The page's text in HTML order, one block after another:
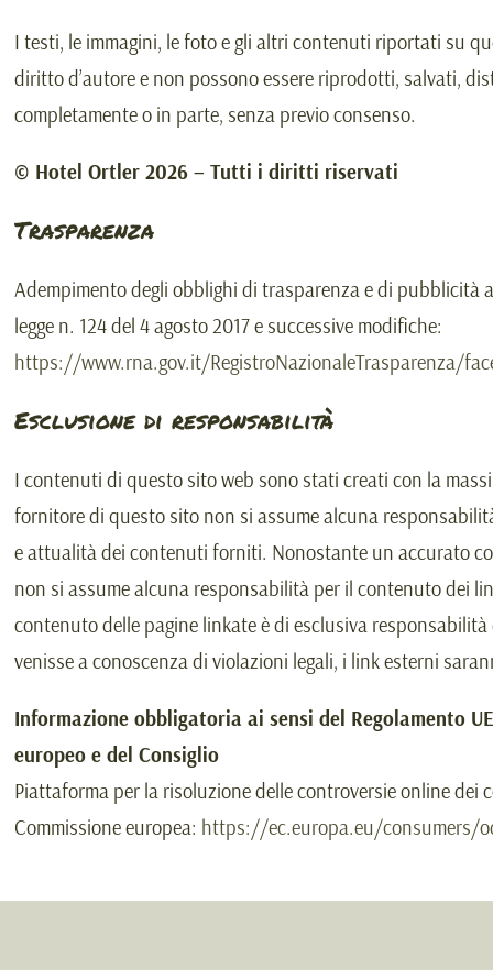
I testi, le immagini, le foto e gli altri contenuti riportati su
diritto d’autore e non possono essere riprodotti, salvati,
completamente o in parte, senza previo consenso.
© Hotel Ortler 2026 – Tutti i diritti riservati
Trasparenza
Adempimento degli obblighi di trasparenza e di pubblicità
legge n. 124 del 4 agosto 2017 e successive modifiche:
https://www.rna.gov.it/RegistroNazionaleTrasparenza/
Esclusione di responsabilità
I contenuti di questo sito web sono stati creati con la
fornitore di questo sito non si assume alcuna
e attualità dei contenuti forniti. Nonostante un accurato
non si assume alcuna responsabilità per il contenuto dei
contenuto delle pagine linkate è di esclusiva
venisse a conoscenza di violazioni legali, i link esterni
Informazione obbligatoria ai sensi del Regolamento
europeo e del Consiglio
Piattaforma per la risoluzione delle controversie online dei
Commissione europea: https://ec.europa.eu/consumers/